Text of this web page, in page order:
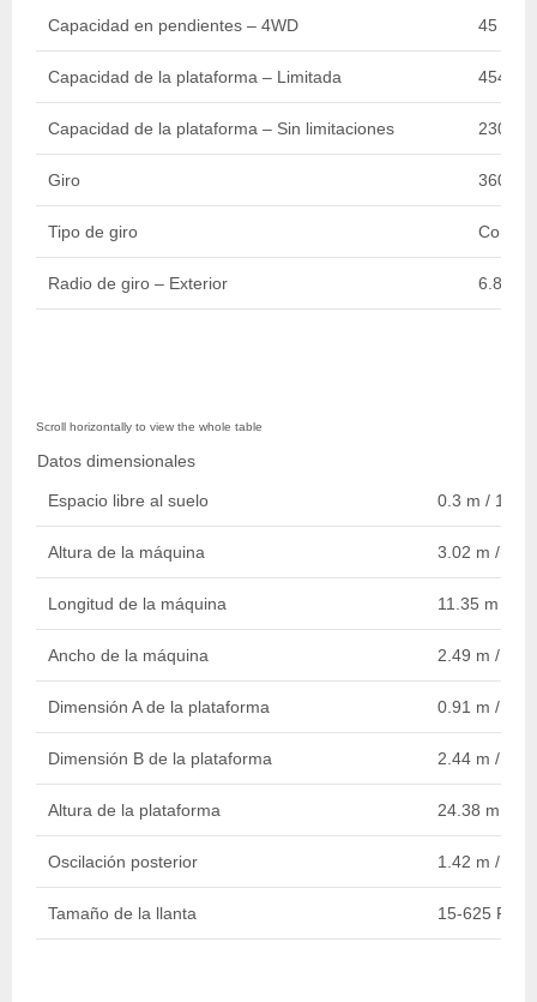
Capacidad en pendientes – 4WD 45 %
Capacidad de la plataforma – Limitada 454 kg
Capacidad de la plataforma – Sin limitaciones 230 kg
Giro 360
Tipo de giro
Radio de giro – Exterior 6.86 m
Datos dimensionales
Espacio libre al suelo 0.3 m / 1 ft
Altura de la máquina 3.02 m / 10 ft
Longitud de la máquina 11.35 m / 37
Ancho de la máquina 2.49 m / 8 ft
Dimensión A de la plataforma 0.91 m / 3 ft
Dimensión B de la plataforma 2.44 m / 8 ft
Altura de la plataforma 24.38 m / 80
Oscilación posterior 1.42 m / 5 ft
Tamaño de la llanta 15-625